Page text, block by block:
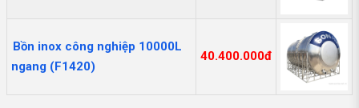
Bồn inox công nghiệp 10000L
ngang (F1420)
40.400.000đ